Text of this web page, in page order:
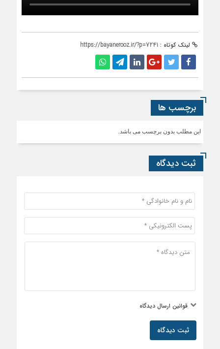
لینک کوتاه : https://bayanerooz.ir/?p=7241
برچسب ها
این مطلب بدون برچسب می باشد.
ثبت دیدگاه
قوانین ارسال دیدگاه
ثبت دیدگاه